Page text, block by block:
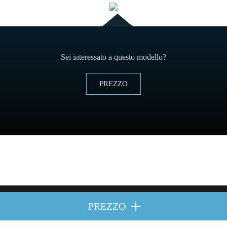
PREZZO
Sei interessato a questo modello?
PREZZO
Politica di CookiesyAvviso legale